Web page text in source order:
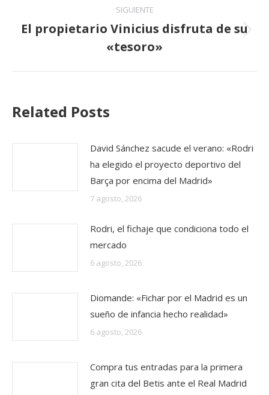
SIGUIENTE
Publicación
siguiente:
El propietario Vinicius disfruta de su
«tesoro»
Related Posts
David Sánchez sacude el verano: «Rodri
ha elegido el proyecto deportivo del
Barça por encima del Madrid»
7 agosto, 2026
Rodri, el fichaje que condiciona todo el
mercado
6 agosto, 2026
Diomande: «Fichar por el Madrid es un
sueño de infancia hecho realidad»
6 agosto, 2026
Compra tus entradas para la primera
gran cita del Betis ante el Real Madrid